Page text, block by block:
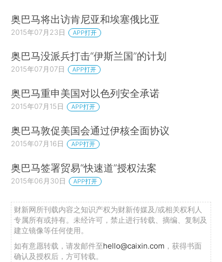
奥巴马将出访肯尼亚和埃塞俄比亚
2015年07月23日 APP打开
奥巴马没派兵打击“伊斯兰国”的计划
2015年07月07日 APP打开
奥巴马重申美国对以色列安全承诺
2015年07月15日 APP打开
奥巴马敦促美国会通过伊核全面协议
2015年07月16日 APP打开
奥巴马签署贸易“快速道”授权法案
2015年06月30日 APP打开
财新网所刊载内容之知识产权为财新传媒及/或相关权利人
专属所有或持有。未经许可，禁止进行转载、摘编、复制及
建立镜像等任何使用。
如有意愿转载，请发邮件至hello@caixin.com ，获得书面
确认及授权后，方可转载。